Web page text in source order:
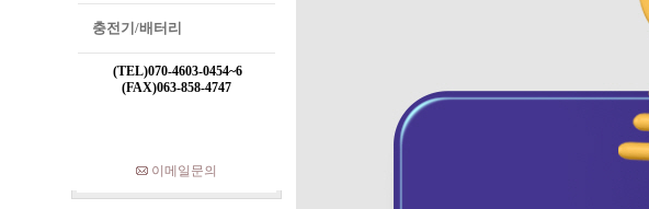
충전기/배터리
(TEL)070-4603-0454~6
(FAX)063-858-4747
이메일문의